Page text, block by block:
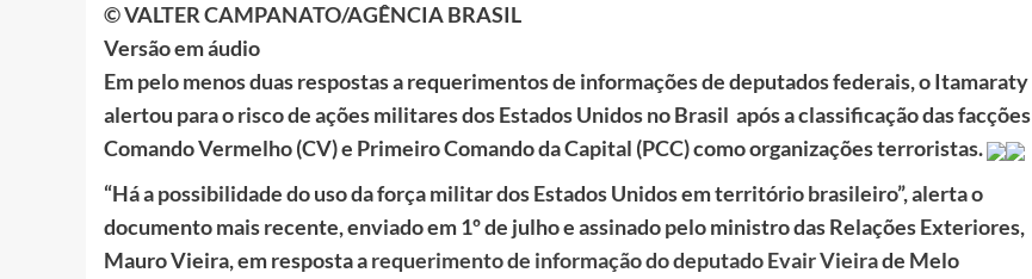
© VALTER CAMPANATO/AGÊNCIA BRASIL
Versão em áudio
Em pelo menos duas respostas a requerimentos de informações de deputados federais, o Itamaraty
alertou para o risco de ações militares dos Estados Unidos no Brasil após a classificação das facções
Comando Vermelho (CV) e Primeiro Comando da Capital (PCC) como organizações terroristas.
“Há a possibilidade do uso da força militar dos Estados Unidos em território brasileiro”, alerta o
documento mais recente, enviado em 1º de julho e assinado pelo ministro das Relações Exteriores,
Mauro Vieira, em resposta arequerimento de informação do deputado Evair Vieirade Melo